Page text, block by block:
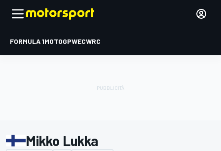
FORMULA 1MOTOGPWECWRC
Mikko Lukka